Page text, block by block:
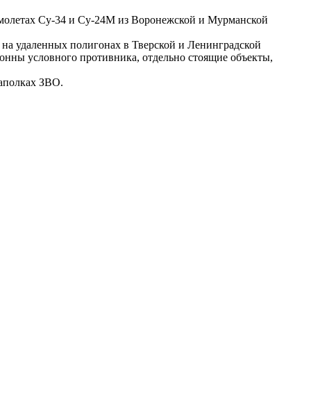
Су-34 и Су-24М из Воронежской и Мурманской
удаленных полигонах в Тверской и Ленинградской
условного противника, отдельно стоящие объекты,
ЗВО.